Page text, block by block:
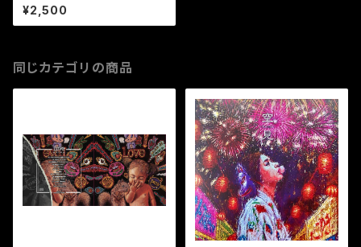
¥2,500
同じカテゴリの商品